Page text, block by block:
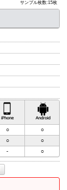
サンプル枚数:15枚
iPhone対応
○
○
○
○
- ○